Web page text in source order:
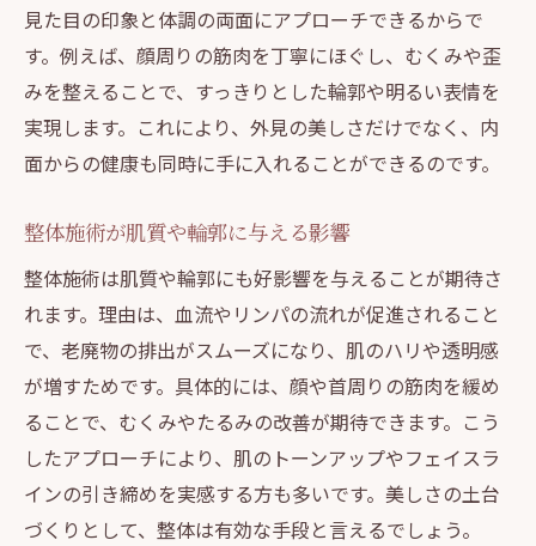
見た目の印象と体調の両面にアプローチできるからで
す。例えば、顔周りの筋肉を丁寧にほぐし、むくみや歪
みを整えることで、すっきりとした輪郭や明るい表情を
実現します。これにより、外見の美しさだけでなく、内
面からの健康も同時に手に入れることができるのです。
整体施術が肌質や輪郭に与える影響
整体施術は肌質や輪郭にも好影響を与えることが期待さ
れます。理由は、血流やリンパの流れが促進されること
で、老廃物の排出がスムーズになり、肌のハリや透明感
が増すためです。具体的には、顔や首周りの筋肉を緩め
ることで、むくみやたるみの改善が期待できます。こう
したアプローチにより、肌のトーンアップやフェイスラ
インの引き締めを実感する方も多いです。美しさの土台
づくりとして、整体は有効な手段と言えるでしょう。